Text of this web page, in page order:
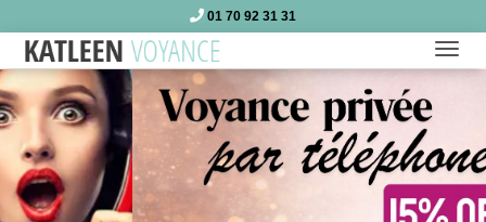
01 70 92 31 31